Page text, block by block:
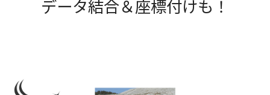
データ結合＆座標付けも！